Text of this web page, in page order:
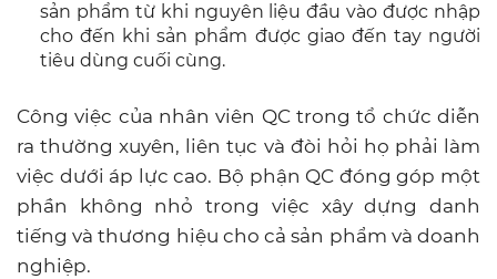
sản phẩm từ khi nguyên liệu đầu vào được nhập
cho đến khi sản phẩm được giao đến tay người
tiêu dùng cuối cùng.
Công việc của nhân viên QC trong tổ chức diễn
ra thường xuyên, liên tục và đòi hỏi họ phải làm
việc dưới áp lực cao. Bộ phận QC đóng góp một
phần không nhỏ trong việc xây dựng danh
tiếng và thương hiệu cho cả sản phẩm và doanh
nghiệp.